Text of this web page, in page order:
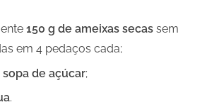
150 g de ameixas secas sem
em 4 pedaços cada;
de açúcar;
.